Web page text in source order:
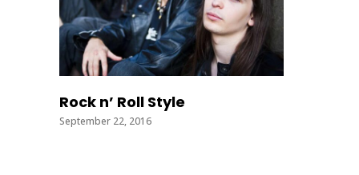
Rock n’ Roll Style
September 22, 2016